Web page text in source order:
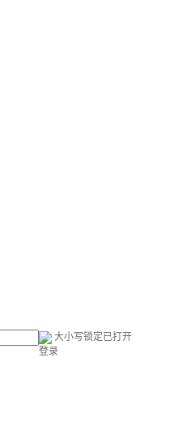
大小写锁定已打开
登录